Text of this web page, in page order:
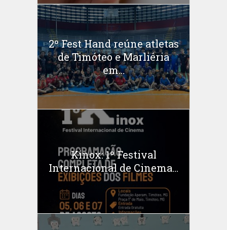
2º Fest Hand reúne atletas
de Timóteo e Marliéria
em...
Kinox: 1º Festival
Internacional de Cinema...